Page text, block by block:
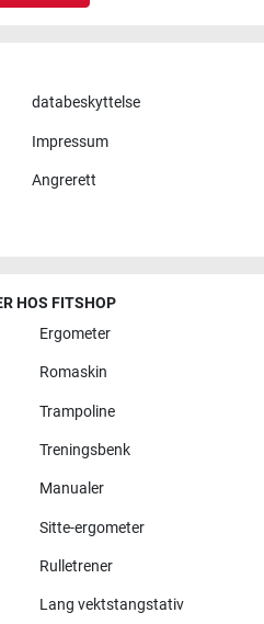
databeskyttelse
Impressum
Angrerett
HOS FITSHOP
Ergometer
Romaskin
Trampoline
Treningsbenk
Manualer
Sitte-ergometer
Rulletrener
Lang vektstangstativ